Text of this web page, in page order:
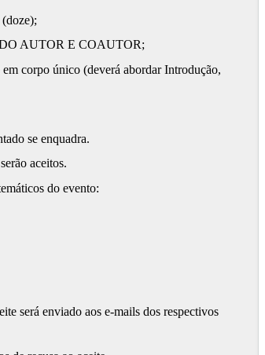
AUTOR E COAUTOR;
corpo único (deverá abordar Introdução,
se enquadra.
aceitos.
do evento:
será enviado aos e-mails dos respectivos